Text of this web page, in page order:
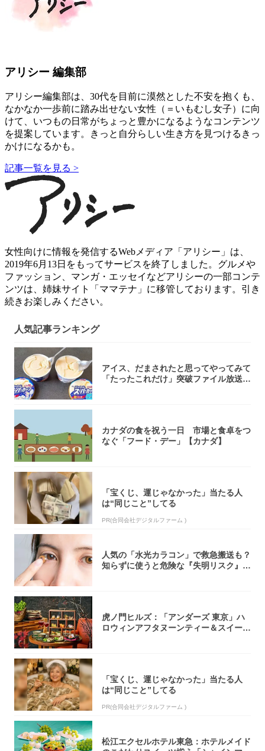
アリシー 編集部
アリシー編集部は、30代を目前に漠然とした不安を抱くも、
なかなか一歩前に踏み出せない女性（＝いもむし女子）に向
けて、いつもの日常がちょっと豊かになるようなコンテンツ
を提案しています。きっと自分らしい生き方を見つけるきっ
かけになるかも。
記事一覧を見る >
女性向けに情報を発信するWebメディア「アリシー」は、
2019年6月13日をもってサービスを終了しました。グルメや
ファッション、マンガ・エッセイなどアリシーの一部コンテ
ンツは、姉妹サイト「ママテナ」に移管しております。引き
続きお楽しみください。
人気記事ランキング
アイス、だまされたと思ってやってみて
「たったこれだけ」突破ファイル放送で
カナダの食を祝う一日 市場と食卓をつ
なぐ「フード・デー」【カナダ】
「宝くじ、運じゃなかった」当たる人
は“同じこと”してる
PR(合同会社デジタルファーム )
人気の「水光カラコン」で救急搬送も？
知らずに使うと危険な『失明リスク』と
虎ノ門ヒルズ：「アンダーズ 東京」ハ
ロウィンアフタヌーンティー＆スイーツ
「宝くじ、運じゃなかった」当たる人
は“同じこと”してる
PR(合同会社デジタルファーム )
松江エクセルホテル東急：ホテルメイド